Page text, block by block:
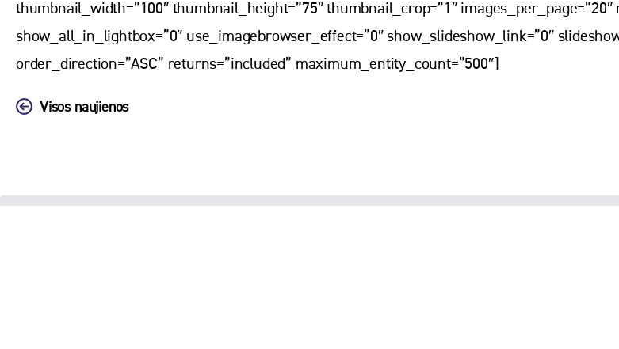
thumbnail_width=”100″ thumbnail_height=”75″ thumbnail_crop=”1″
show_all_in_lightbox=”0″ use_imagebrowser_effect=”0″ show_slideshow_link=”0″
order_direction=”ASC” returns=”included” maximum_entity_count=”500″]
Visos naujienos